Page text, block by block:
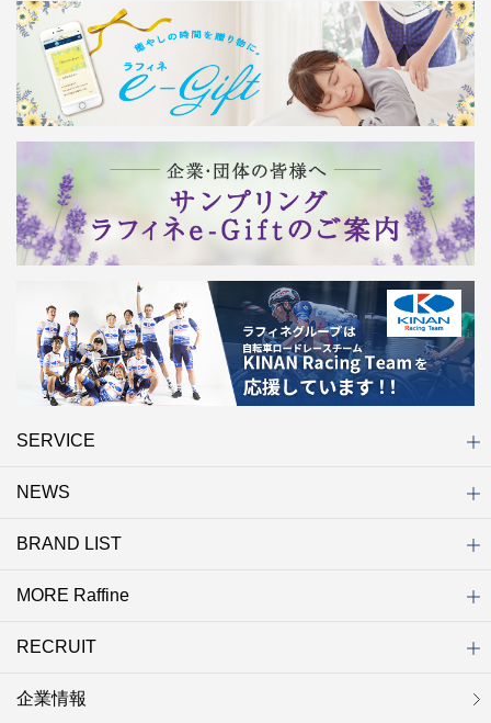
SERVICE
初めての方へ
店舗検索
キャンペーン
ラフィネ マルシェ（通販サイト）
WEB予約
よくある質問（Q&A）
サイトマップ
NEWS
ニュース一覧
お知らせ
オープン
クローズ
リニューアル
その他
BRAND LIST
ブランド一覧
ラフィネ
グランラフィネ
バダンバルー
ラフィネプリュス
プチラフィネ
整体ナチュラルボディ
トータルセラピー
フットデザイン
REFLE（リフレ）
Raffine TOKYO
ラフィネ ランニングスタイル
MORE Raffine
MORE Raffine
ラフィネのこだわり
ラフィネのひみつ
お得で便利なサービス
ラフィネギフト
ラフィネグループアスリート
RECRUIT
セラピスト採用
新卒採用
研修サイト
NOWON!!
企業情報